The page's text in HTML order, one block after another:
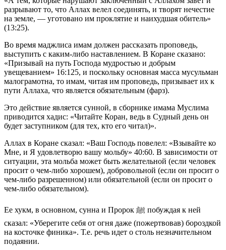
разрывают то, что Аллах велел соединять, и творят нечестие
на земле, — уготовано им проклятие и наихудшая обитель»
(13:25).
Во время маджлиса имам должен рассказать проповедь,
выступить с каким-либо наставлением. В Коране сказано:
«Призывай на путь Господа мудростью и добрым
увещеванием» 16:125, и поскольку основная масса мусульман
малограмотна, то имам, читая им проповедь, призывает их к
пути Аллаха, что является обязательным (фарз).
Это действие является сунной, в сборнике имама Муслима
приводится хадис: «Читайте Коран, ведь в Судный день он
будет заступником (для тех, кто его читал)».
Аллах в Коране сказал: «Ваш Господь повелел: «Взывайте ко
Мне, и Я удовлетворю вашу мольбу» 40:60. В зависимости от
ситуации, эта мольба может быть желательной (если человек
просит о чем-либо хорошем), добровольной (если он просит о
чем-либо разрешенном) или обязательной (если он просит о
чем-либо обязательном).
Ее хукм, в основном, сунна и Пророк ﷺ побуждая к ней
сказал: «Уберегите себя от огня даже (пожертвовав) бороздкой
на косточке финика». Т.е. речь идет о столь незначительном
подаянии.